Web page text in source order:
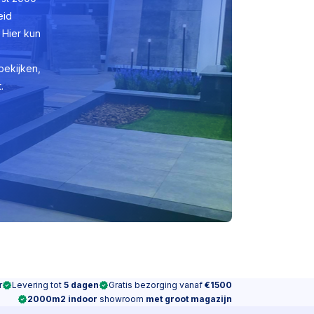
kun
Levering tot 5 dagen Gratis bezorging vanaf €1500
2000m2 indoor showroom met groot magazijn